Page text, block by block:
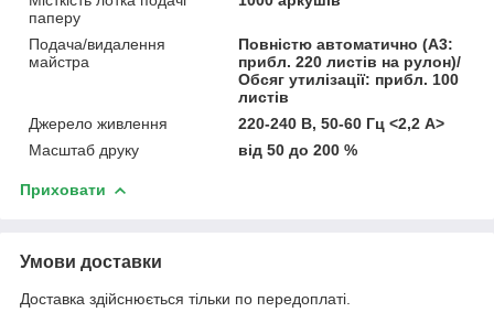
паперу
Подача/видалення
майстра
Повністю автоматично (A3:
прибл. 220 листів на рулон)/
Обсяг утилізації: прибл. 100
листів
Джерело живлення
220-240 В, 50-60 Гц <2,2 А>
Масштаб друку
від 50 до 200 %
Приховати
Умови доставки
Доставка здійснюється тільки по передоплаті.